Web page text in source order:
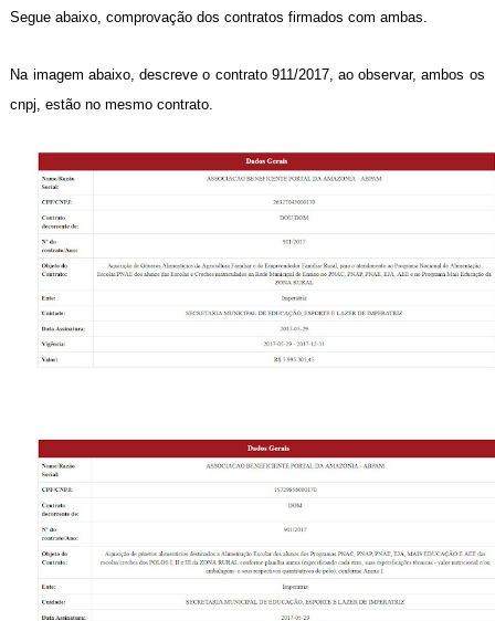
Segue abaixo, comprovação dos contratos firmados com ambas.
Na imagem abaixo, descreve o contrato 911/2017, ao observar, ambos os
cnpj, estão no mesmo contrato.